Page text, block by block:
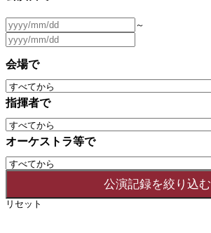
～
会場で
指揮者で
オーケストラ等で
リセット